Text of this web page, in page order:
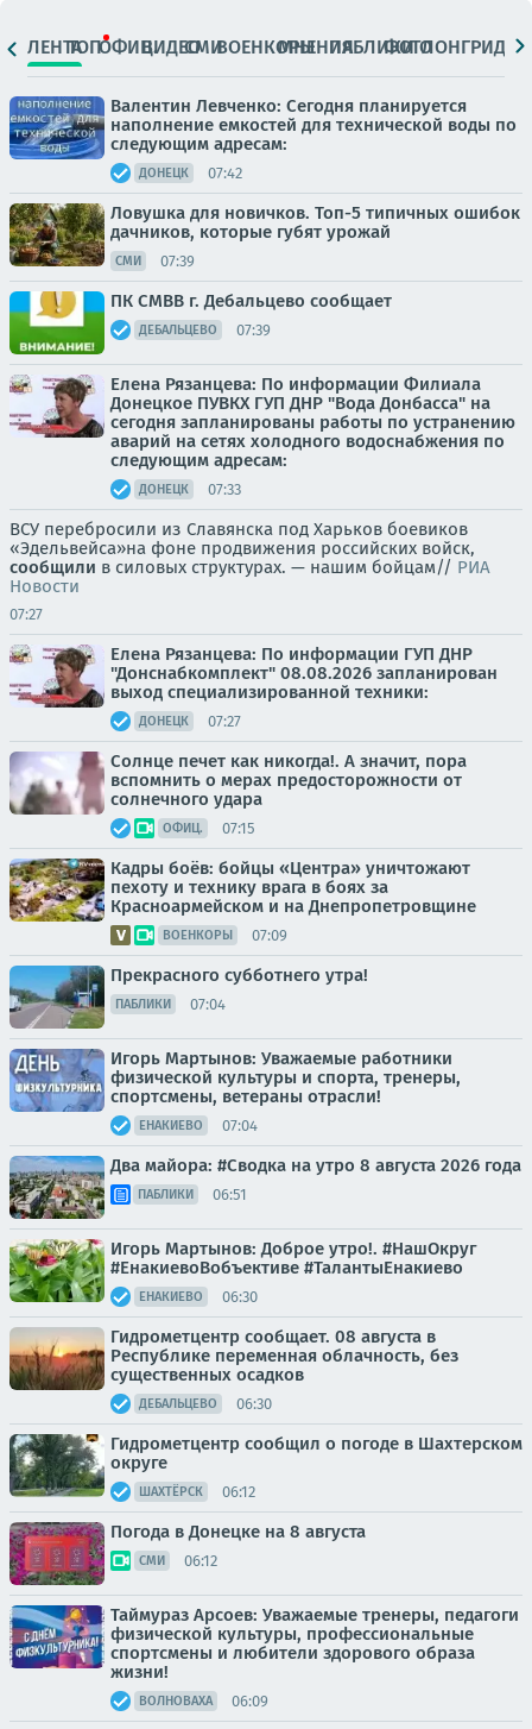
ЛЕНТАТОПОФИЦ.ВИДЕОСМИВОЕНКОРЫМНЕНИЯПАБЛИКИ
ФОТОЛОНГРИДЫ
Валентин Левченко: Сегодня планируется
наполнение емкостей для технической воды по
следующим адресам:
ДОНЕЦК 07:42
Ловушка для новичков. Топ-5 типичных ошибок
дачников, которые губят урожай
СМИ 07:39
ПК СМВВ г. Дебальцево сообщает
ДЕБАЛЬЦЕВО 07:39
Елена Рязанцева: По информации Филиала
Донецкое ПУВКХ ГУП ДНР "Вода Донбасса" на
сегодня запланированы работы по устранению
аварий на сетях холодного водоснабжения по
следующим адресам:
ДОНЕЦК 07:33
ВСУ перебросили из Славянска под Харьков боевиков
«Эдельвейса»на фоне продвижения российских войск,
сообщили в силовых структурах. — нашим бойцам// РИА
Новости
07:27
Елена Рязанцева: По информации ГУП ДНР
"Донснабкомплект" 08.08.2026 запланирован
выход специализированной техники:
ДОНЕЦК 07:27
Солнце печет как никогда!. А значит, пора
вспомнить о мерах предосторожности от
солнечного удара
ОФИЦ. 07:15
Кадры боёв: бойцы «Центра» уничтожают
пехоту и технику врага в боях за
Красноармейском и на Днепропетровщине
ВОЕНКОРЫ 07:09
Прекрасного субботнего утра!
ПАБЛИКИ 07:04
Игорь Мартынов: Уважаемые работники
физической культуры и спорта, тренеры,
спортсмены, ветераны отрасли!
ЕНАКИЕВО 07:04
Два майора: #Сводка на утро 8 августа 2026 года
ПАБЛИКИ 06:51
Игорь Мартынов: Доброе утро!. #НашОкруг
#ЕнакиевоВобъективе #ТалантыЕнакиево
ЕНАКИЕВО 06:30
Гидрометцентр сообщает. 08 августа в
Республике переменная облачность, без
существенных осадков
ДЕБАЛЬЦЕВО 06:30
Гидрометцентр сообщил о погоде в Шахтерском
округе
ШАХТЁРСК 06:12
Погода в Донецке на 8 августа
СМИ 06:12
Таймураз Арсоев: Уважаемые тренеры, педагоги
физической культуры, профессиональные
спортсмены и любители здорового образа
жизни!
ВОЛНОВАХА 06:09